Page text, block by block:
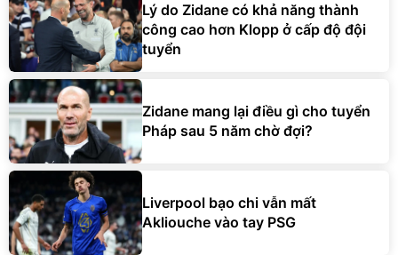
Lý do Zidane có khả năng thành
công cao hơn Klopp ở cấp độ đội
tuyển
Zidane mang lại điều gì cho tuyển
Pháp sau 5 năm chờ đợi?
Liverpool bạo chi vẫn mất
Akliouche vào tay PSG